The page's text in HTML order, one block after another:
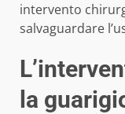
intervento
salvaguardare
la